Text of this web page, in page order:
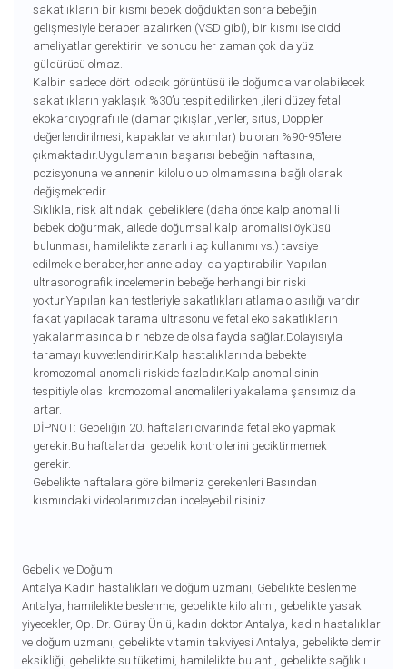
sakatlıkların bir kısmı bebek doğduktan sonra bebeğin
gelişmesiyle beraber azalırken (VSD gibi), bir kısmı ise ciddi
ameliyatlar gerektirir ve sonucu her zaman çok da yüz
güldürücü olmaz.
Kalbin sadece dört odacık görüntüsü ile doğumda var olabilecek
sakatlıkların yaklaşık %30’u tespit edilirken ,ileri düzey fetal
ekokardiyografi ile (damar çıkışları,venler, situs, Doppler
değerlendirilmesi, kapaklar ve akımlar) bu oran %90-95’lere
çıkmaktadır.Uygulamanın başarısı bebeğin haftasına,
pozisyonuna ve annenin kilolu olup olmamasına bağlı olarak
değişmektedir.
Sıklıkla, risk altındaki gebeliklere (daha önce kalp anomalili
bebek doğurmak, ailede doğumsal kalp anomalisi öyküsü
bulunması, hamilelikte zararlı ilaç kullanımı vs.) tavsiye
edilmekle beraber,her anne adayı da yaptırabilir. Yapılan
ultrasonografik incelemenin bebeğe herhangi bir riski
yoktur.Yapılan kan testleriyle sakatlıkları atlama olasılığı vardır
fakat yapılacak tarama ultrasonu ve fetal eko sakatlıkların
yakalanmasında bir nebze de olsa fayda sağlar.Dolayısıyla
taramayı kuvvetlendirir.Kalp hastalıklarında bebekte
kromozomal anomali riskide fazladır.Kalp anomalisinin
tespitiyle olası kromozomal anomalileri yakalama şansımız da
artar.
DİPNOT: Gebeliğin 20. haftaları civarında fetal eko yapmak
gerekir.Bu haftalarda gebelik kontrollerini geciktirmemek
gerekir.
Gebelikte haftalara göre bilmeniz gerekenleri Basından
kısmındaki videolarımızdan inceleyebilirisiniz.
Gebelik ve Doğum
Antalya Kadın hastalıkları ve doğum uzmanı, Gebelikte beslenme
Antalya, hamilelikte beslenme, gebelikte kilo alımı, gebelikte yasak
yiyecekler, Op. Dr. Güray Ünlü, kadın doktor Antalya, kadın hastalıkları
ve doğum uzmanı, gebelikte vitamin takviyesi Antalya, gebelikte demir
eksikliği, gebelikte su tüketimi, hamilelikte bulantı, gebelikte sağlıklı